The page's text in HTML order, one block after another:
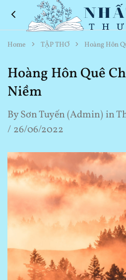
Nhất
Lang
Quán
Thơ
Hay
Cuộc
Sống
Home TẬP THƠ Hoàng Hôn
Hoàng Hôn Quê
Niềm
BySơn Tuyến (Admin) in
26/06/2022